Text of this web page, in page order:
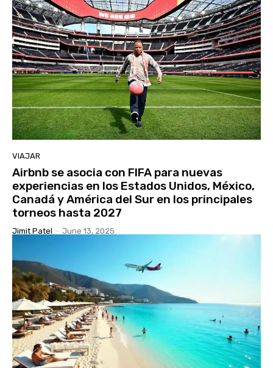
VIAJAR
Airbnb se asocia con FIFA para nuevas
experiencias en los Estados Unidos, México,
Canadá y América del Sur en los principales
torneos hasta 2027
Jimit Patel - June 13, 2025